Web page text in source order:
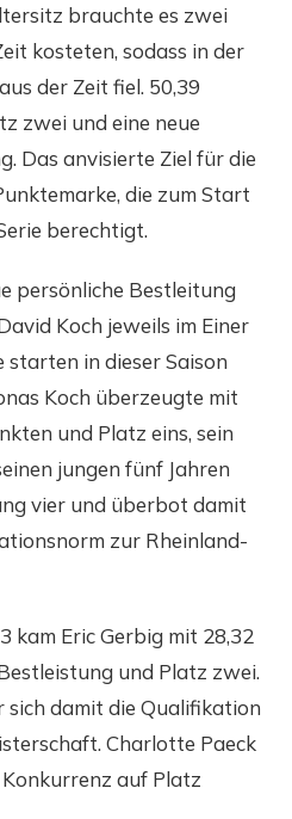
brauchte es zwei
kosteten, sodass in der
der Zeit fiel. 50,39
zwei und eine neue
Das anvisierte Ziel für die
die zum Start
berechtigt.
persönliche Bestleitung
Koch jeweils im Einer
starten in dieser Saison
Koch überzeugte mit
und Platz eins, sein
jungen fünf Jahren
vier und überbot damit
zur Rheinland-
kam Eric Gerbig mit 28,32
und Platz zwei.
sich damit die Qualifikation
Charlotte Paeck
auf Platz